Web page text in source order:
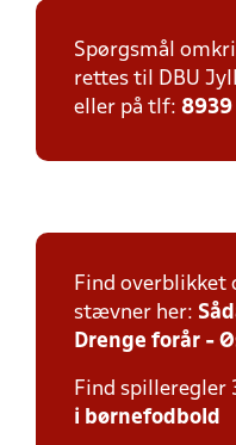
Spørgsmål
rettes til DBU
eller på tlf:
Find overblikket
stævner her:
Drenge forår -
Find spilleregler
i børnefodbold